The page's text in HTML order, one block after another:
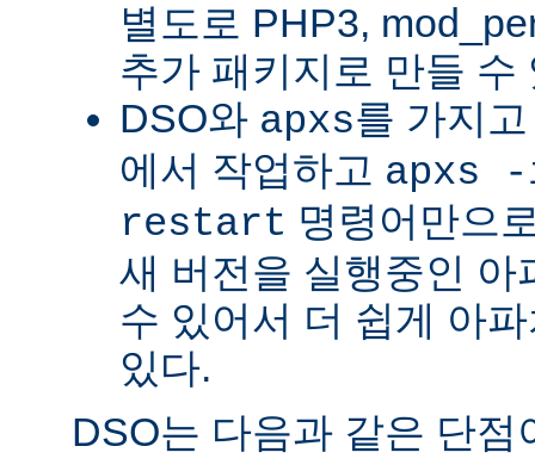
별도로 PHP3,
추가 패키지로 만들 수
DSO와 apxs를 가지
에서 작업하고 apxs
restart 명령어만으
새 버전을 실행중인 아
수 있어서 더 쉽게 아
있다.
DSO는 다음과 같은 단점